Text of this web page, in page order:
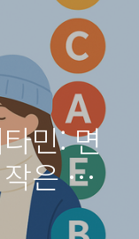
민: 면
은 방